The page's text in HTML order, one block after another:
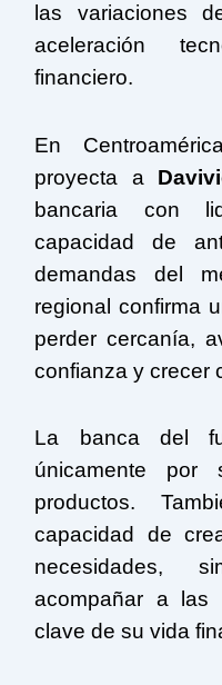
las variaciones
aceleración
financiero.
En
proyecta a
bancaria con
capacidad de
demandas del
regional confirma
perder cercanía,
confianza y crecer
La banca del
únicamente por
productos.
capacidad de
necesidades,
acompañar a las
clave de su vida